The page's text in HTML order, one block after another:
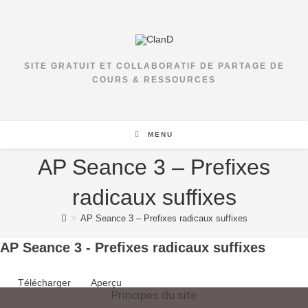
SITE GRATUIT ET COLLABORATIF DE PARTAGE DE
COURS & RESSOURCES
MENU
AP Seance 3 – Prefixes
radicaux suffixes
> AP Seance 3 – Prefixes radicaux suffixes
AP Seance 3 - Prefixes radicaux suffixes
Télécharger Aperçu
Principes du site